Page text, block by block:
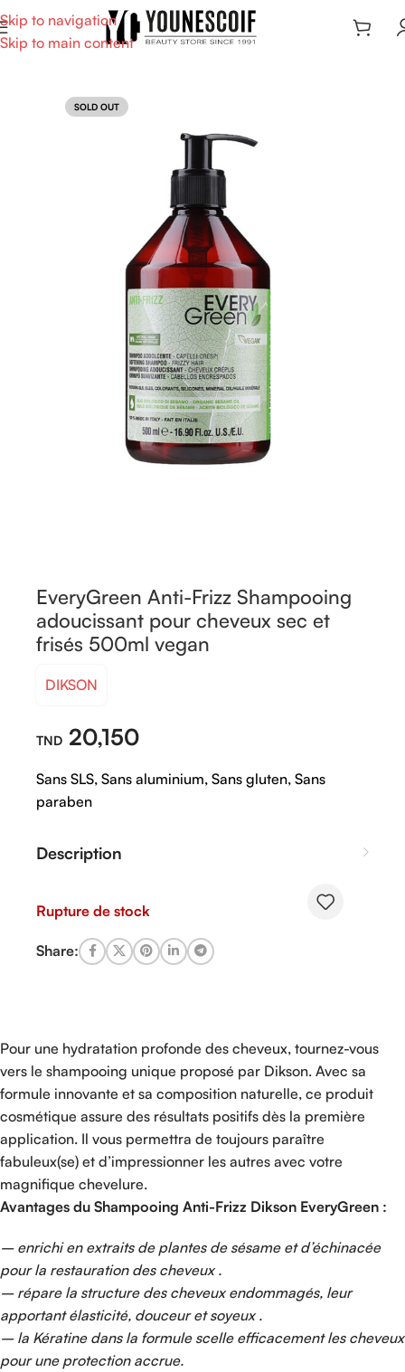
Skip to navigation
Skip to main content
SOLD OUT
EveryGreen Anti-Frizz Shampooing
adoucissant pour cheveux sec et
frisés 500ml vegan
DIKSON
20,150
Sans SLS, Sans aluminium, Sans gluten, Sans
paraben
Description
Rupture de stock
Share:
Pour une hydratation profonde des cheveux, tournez-vous
vers le shampooing unique proposé par Dikson. Avec sa
formule innovante et sa composition naturelle, ce produit
cosmétique assure des résultats positifs dès la première
application. Il vous permettra de toujours paraître
fabuleux(se) et d’impressionner les autres avec votre
magnifique chevelure.
Avantages du Shampooing Anti-Frizz Dikson EveryGreen :
– enrichi en extraits de plantes de sésame et d’échinacée
pour la restauration des cheveux .
– répare la structure des cheveux endommagés, leur
apportant élasticité, douceur et soyeux .
– la Kératine dans la formule scelle efficacement les cheveux
pour une protection accrue.